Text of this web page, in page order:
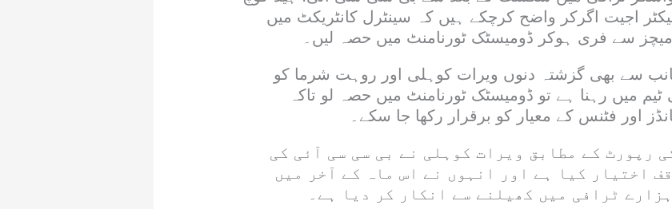
اجیت اگرکر واضح کرچکے ہیں کہ سینٹرل کانٹریکٹ میں
میچز سے فری ہوکر ڈومیسٹک ٹورنامنٹ میں حصہ لیں۔
سے بھی گزشتہ دنوں ویرات کوہلی اور روہت شرما کو
ٹیم میں رہنا ہے تو ڈومیسٹک ٹورنامنٹ میں حصہ لو تاکہ
اور فٹنس کے معیار کو برقرار رکھا جا سکے۔
رپورٹ کے مطابق ویرات کوہلی نے بی سی سی آئی کی
اختیار کیا ہے اور انہوں نے اس ماہ کے آخر میں
ٹرافی میں کھیلنے سے انکار کر دیا ہے۔